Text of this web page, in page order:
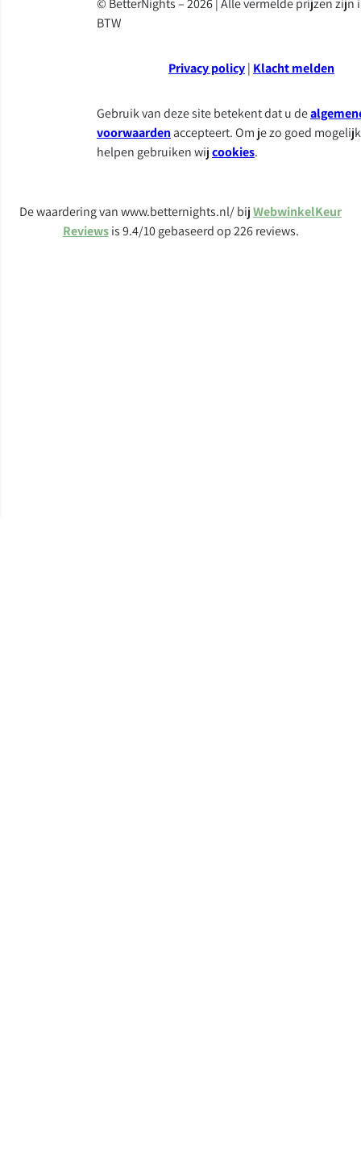
© BetterNights – 2026 | Alle vermelde prijzen zijn
BTW
Privacy policy| Klacht melden
Gebruik van deze site betekent dat u de
voorwaardenaccepteert. Om je zo goed
helpen gebruiken wijcookies.
De waardering van www.betternights.nl/ bijWebwinkelKeur
Reviewsis 9.4/10 gebaseerd op 226 reviews.